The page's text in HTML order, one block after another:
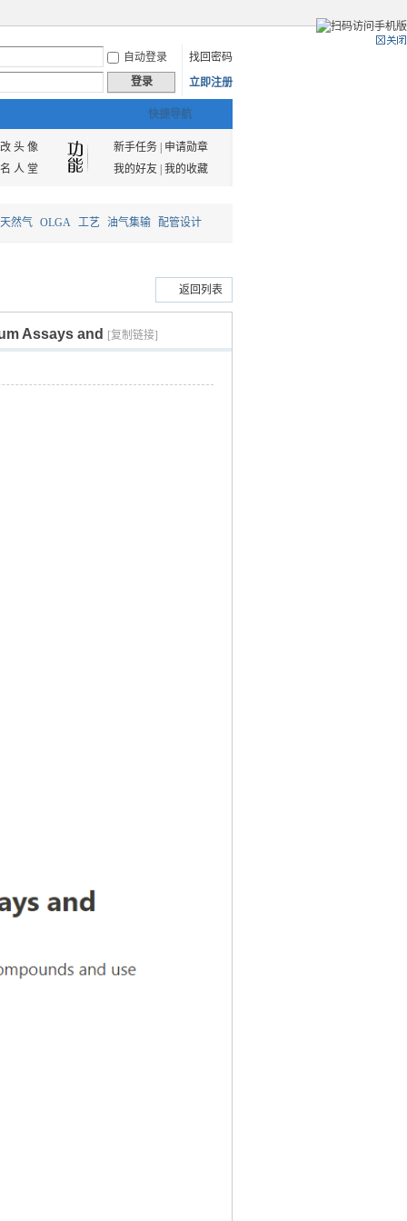
自动登录
找回密码
登录 立即注册
快捷导航
改 头 像 新手任务|
申请勋章
名 人 堂 我的好友| 我的收藏
然气 OLGA 工艺 油气集输 配管设计
返回列表
Assays and [复制链接]